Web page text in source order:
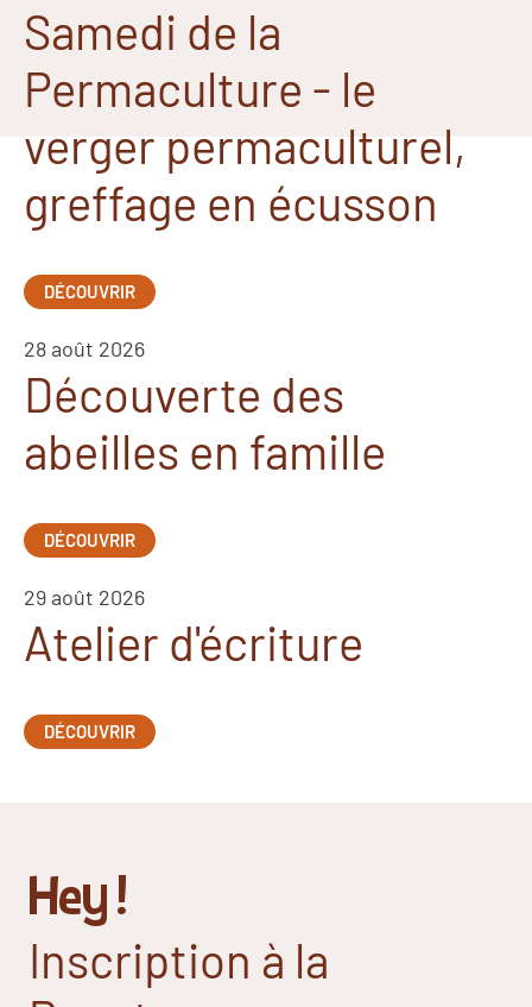
Samedi de la
Permaculture - le
verger permaculturel,
greffage en écusson
DÉCOUVRIR
28 août 2026
Découverte des
abeilles en famille
DÉCOUVRIR
29 août 2026
Atelier d'écriture
DÉCOUVRIR
Hey !
Inscription à la